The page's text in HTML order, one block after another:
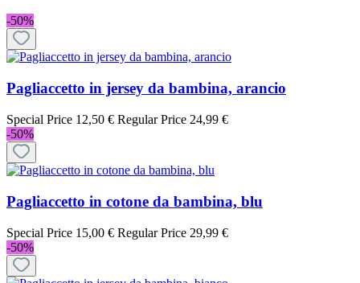
-50%
Pagliaccetto in jersey da bambina, arancio
Special Price 12,50 € Regular Price 24,99 €
-50%
Pagliaccetto in cotone da bambina, blu
Special Price 15,00 € Regular Price 29,99 €
-50%